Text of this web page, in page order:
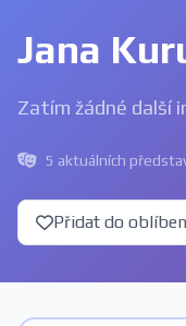
Jana
Zatím žádné další
5 aktuálních
Přidat do